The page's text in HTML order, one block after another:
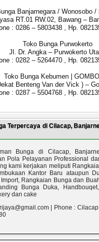
Banjarnegara / Wonosobo /
RT.01 RW.02, Bawang –
: 0286 – 5803438 , Hp.
Toko Bunga Purwokerto
Jl. Dr. Angka – Purwokerto
: 0282 – 5264470 , Hp.
Toko Bunga Kebumen |
Benteng Van der Vick ) –
: 0287 – 5504768 , Hp.
Terpercaya di Cilacap,
Bunga di Cilacap,
Pola Pelayanan Professional
kami kerjakan meliputi
Kantor Baru ataupun
Rangkaian Bunga dan
Bunga Duka,
dan cake
| Phone :